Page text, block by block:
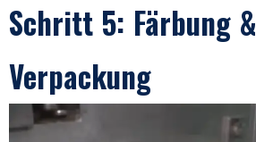
Schritt 5: Färbung &
Verpackung